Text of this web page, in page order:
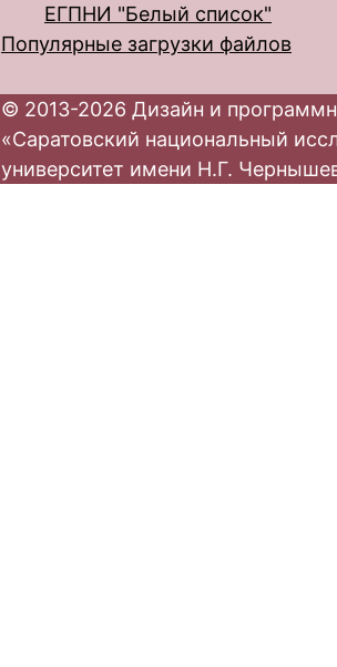
ЕГПНИ "Белый список"
Популярные загрузки файлов
© 2013-2026 Дизайн и
«Саратовский национальный
университет имени Н.Г.